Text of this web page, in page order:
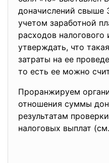
доначислений свыше
учетом заработной
расходов
утверждать, что
затраты на ее
то есть ее можно
Проранжируем
отношения суммы
результатам
налоговых выплат